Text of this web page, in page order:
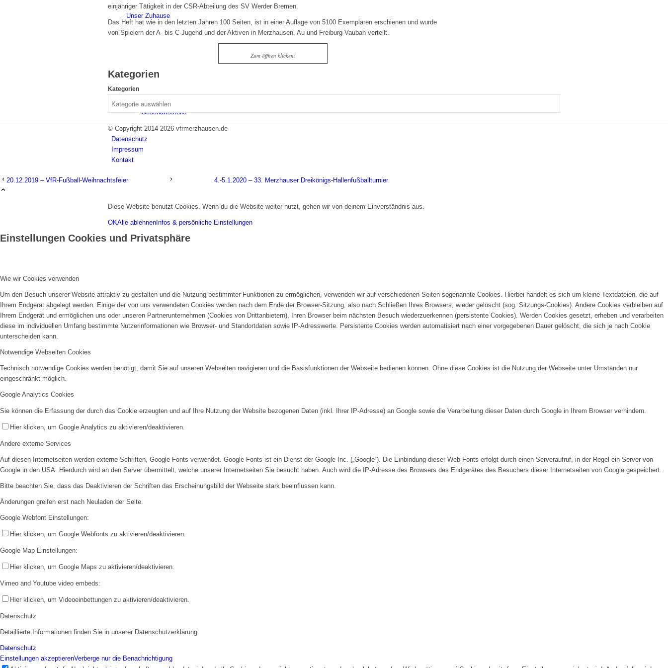
Unser Zuhause
Geschäftsstelle
VfR SportPark
Sportplätze
Sporthalle Merzhausen
Vorstand
einjähriger Tätigkeit in der CSR-Abteilung des SV Werder Bremen.
Das Heft hat wie in den letzten Jahren 100 Seiten, ist in einer Auflage von 5100 Exemplaren erschienen und wurde
von Spielern der A- bis C-Jugend und der Aktiven in Merzhausen, Au und Freiburg-Vauban verteilt.
Zum öffnen klicken!
Kategorien
Kategorien
© Copyright 2014-2026 vfrmerzhausen.de
Datenschutz
Impressum
Kontakt
20.12.2019 – VfR-Fußball-Weihnachtsfeier 4.-5.1.2020 – 33. Merzhauser Dreikönigs-Hallenfußballturnier
Diese Website benutzt Cookies. Wenn du die Website weiter nutzt, gehen wir von deinem Einverständnis aus.
OKAlle ablehnen Infos & persönliche Einstellungen
Einstellungen Cookies und Privatsphäre
Wie wir Cookies verwenden
Um den Besuch unserer Website attraktiv zu gestalten und die Nutzung bestimmter Funktionen zu ermöglichen, verwenden wir auf verschiedenen Seiten sogenannte Cookies. Hierbei handelt es sich um kleine Textdateien, die auf
Ihrem Endgerät abgelegt werden. Einige der von uns verwendeten Cookies werden nach dem Ende der Browser-Sitzung, also nach Schließen Ihres Browsers, wieder gelöscht (sog. Sitzungs-Cookies). Andere Cookies verbleiben auf
Ihrem Endgerät und ermöglichen uns oder unseren Partnerunternehmen (Cookies von Drittanbietern), Ihren Browser beim nächsten Besuch wiederzuerkennen (persistente Cookies). Werden Cookies gesetzt, erheben und verarbeiten
diese im individuellen Umfang bestimmte Nutzerinformationen wie Browser- und Standortdaten sowie IP-Adresswerte. Persistente Cookies werden automatisiert nach einer vorgegebenen Dauer gelöscht, die sich je nach Cookie
unterscheiden kann.
Notwendige Webseiten Cookies
Technisch notwendige Cookies werden benötigt, damit Sie auf unseren Webseiten navigieren und die Basisfunktionen der Webseite bedienen können. Ohne diese Cookies ist die Nutzung der Webseite unter Umständen nur
eingeschränkt möglich.
Google Analytics Cookies
Sie können die Erfassung der durch das Cookie erzeugten und auf Ihre Nutzung der Website bezogenen Daten (inkl. Ihrer IP-Adresse) an Google sowie die Verarbeitung dieser Daten durch Google in Ihrem Browser verhindern.
Hier klicken, um Google Analytics zu aktivieren/deaktivieren.
Andere externe Services
Auf diesen Internetseiten werden externe Schriften, Google Fonts verwendet. Google Fonts ist ein Dienst der Google Inc. („Google“). Die Einbindung dieser Web Fonts erfolgt durch einen Serveraufruf, in der Regel ein Server von
Google in den USA. Hierdurch wird an den Server übermittelt, welche unserer Internetseiten Sie besucht haben. Auch wird die IP-Adresse des Browsers des Endgerätes des Besuchers dieser Internetseiten von Google gespeichert.
Bitte beachten Sie, dass das Deaktivieren der Schriften das Erscheinungsbild der Webseite stark beeinflussen kann.
Änderungen greifen erst nach Neuladen der Seite.
Google Webfont Einstellungen:
Hier klicken, um Google Webfonts zu aktivieren/deaktivieren.
Google Map Einstellungen:
Hier klicken, um Google Maps zu aktivieren/deaktivieren.
Vimeo and Youtube video embeds:
Hier klicken, um Videoeinbettungen zu aktivieren/deaktivieren.
Datenschutz
Detaillierte Informationen finden Sie in unserer Datenschutzerklärung.
Datenschutz
Einstellungen akzeptierenVerberge nur die Benachrichtigung